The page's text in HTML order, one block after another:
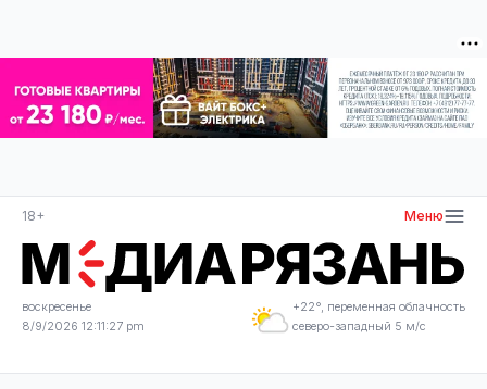
18+ Меню
воскресенье
8/9/2026 12:11:27 pm
+22°, переменная облачность
северо-западный 5 м/с